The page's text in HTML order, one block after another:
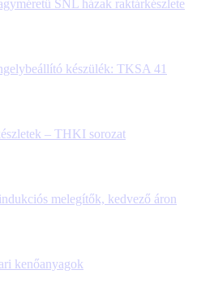
SNL házak raktárkészlete
készülék: TKSA 41
– THKI sorozat
melegítők, kedvező áron
kenőanyagok